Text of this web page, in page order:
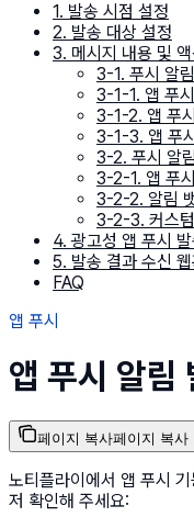
1. 발송 시점 설정
2. 발송 대상 설정
3. 메시지 내용 및
3-1. 푸시 알
3-1-1. 앱 푸
3-1-2. 앱 푸
3-1-3. 앱 푸
3-2. 푸시 알
3-2-1. 앱 푸
3-2-2. 알림
3-2-3. 커스
4. 광고성 앱 푸시
5. 발송 결과 수신
FAQ
앱 푸시
앱 푸시 알림
페이지 복사페이지 복사
노티플라이에서 앱 푸시
저 확인해 주세요: